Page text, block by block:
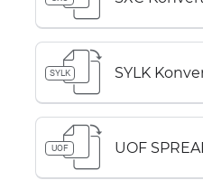
SYLK SYLK
UOF UOF